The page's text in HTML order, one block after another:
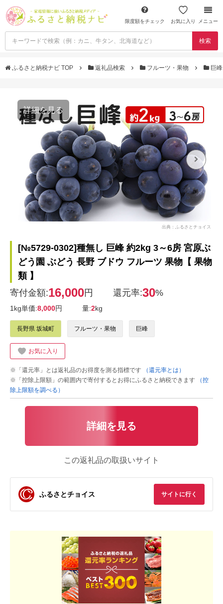
限度額をチェック お気に入り メニュー
検索
ふるさと納税ナビ TOP 返礼品検索 フルーツ・果物 巨
詳細を見る
出典：ふるさとチョイス
[№5729-0302]種無し 巨峰 約2kg 3～6房 宮原ぶ
どう園 ぶどう 長野 ブドウ フルーツ 果物【 果物
類 】
寄付金額:16,000円 還元率:30%
1kg単価:8,000円 量:2kg
長野県 坂城町 フルーツ・果物 巨峰
お気に入り
※「還元率」とは返礼品のお得度を測る指標です
（還元率とは）
※「控除上限額」の範囲内で寄付するとお得にふるさと納税できます
（控
除上限額を調べる）
詳細を見る
この返礼品の取扱いサイト
ふるさとチョイス サイトに行く